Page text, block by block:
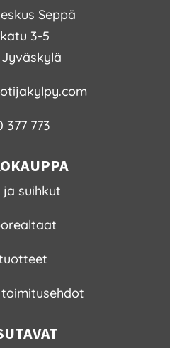
Seppä
3-5
377 773
suihkut